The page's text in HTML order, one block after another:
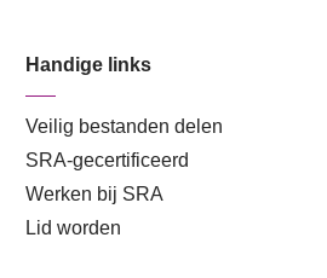
Handige links
Veilig bestanden delen
SRA-gecertificeerd
Werken bij SRA
Lid worden